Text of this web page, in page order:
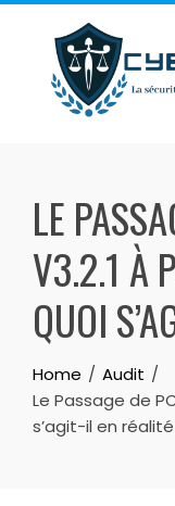
LE
V3.2.1 À
QUOI
Home
Audit
Le Passage de
s’agit-il en réalité